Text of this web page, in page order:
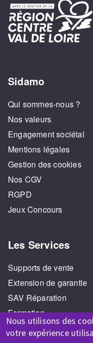
Nous utilisons des
votre expérience
Sidamo
Qui sommes-nous ?
Nos valeurs
Engagement sociétal
Mentions légales
Gestion des cookies
Nos CGV
RGPD
Jeux Concours
Les Services
Supports de vente
Extension de garantie
SAV Réparation
Formation